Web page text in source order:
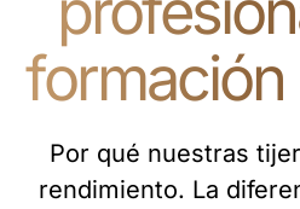
formación
Por qué nuestras
rendimiento. La